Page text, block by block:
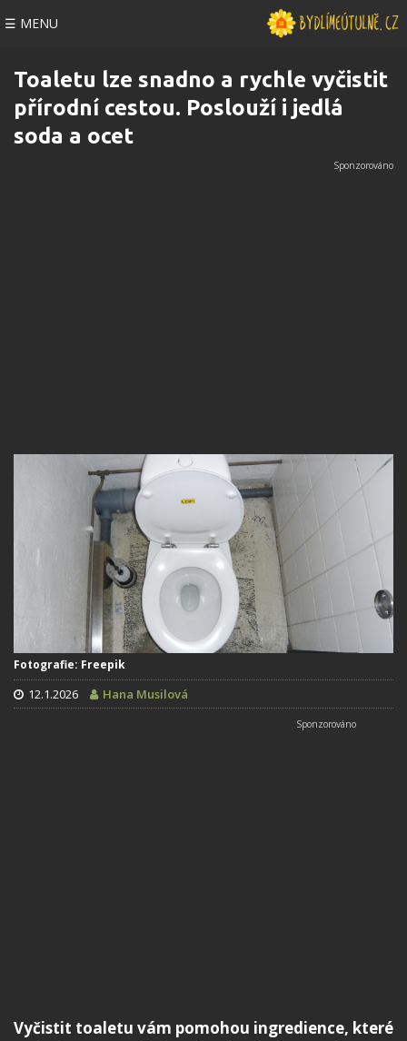
☰ MENU
Toaletu lze snadno a rychle vyčistit
přírodní cestou. Poslouží i jedlá
soda a ocet
Fotografie: Freepik
12.1.2026 Hana Musilová
Vyčistit toaletu vám pomohou ingredience, které